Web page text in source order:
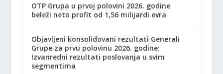
OTP Grupa u prvoj polovini 2026. godine
beleži neto profit od 1,56 milijardi evra
Objavljeni konsolidovani rezultati Generali
Grupe za prvu polovinu 2026. godine:
Izvanredni rezultati poslovanja u svim
segmentima